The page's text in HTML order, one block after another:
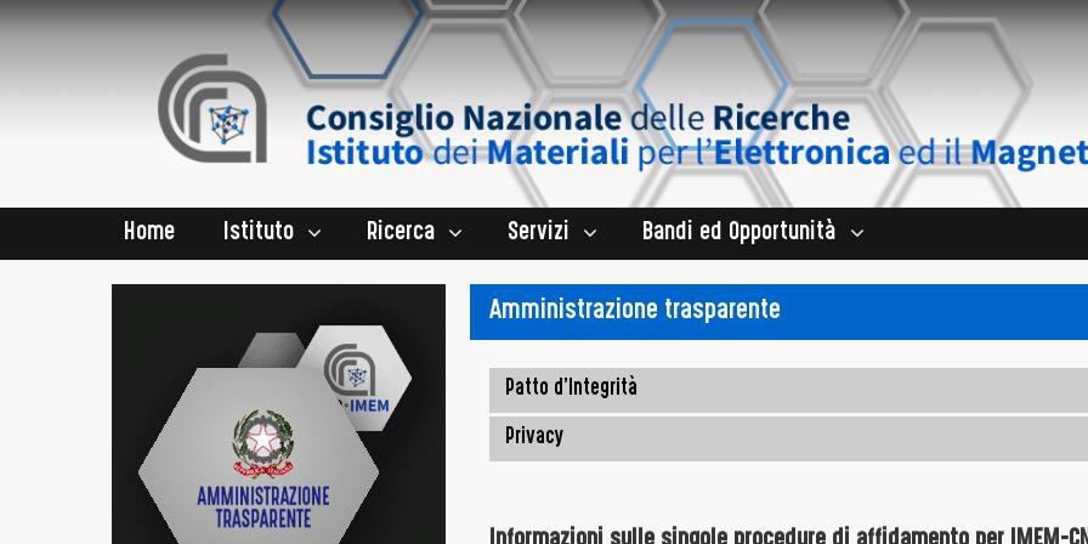
Home Istituto Ricerca Servizi Bandi ed Opportunità
Amministrazione trasparente
Patto d'Integrità
Privacy
Informazioni sulle singole procedure di affidamento per IMEM-